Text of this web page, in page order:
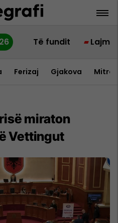
Të fundit Lajme
Ferizaj Gjakova
miraton
Vettingut